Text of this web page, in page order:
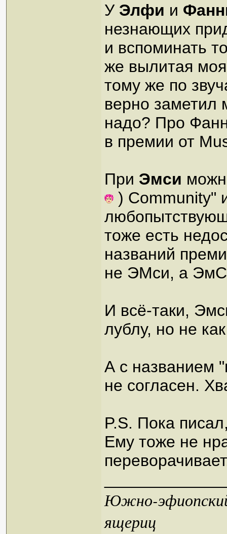
У Элфи и
незнающих
и вспоминать
же вылитая
тому же по
верно заметил
надо? Про
в премии от
При Эмси
) Community"
тоже есть
названий
не ЭМси, а
И всё-таки,
лублу, но не
А с названием "
не согласен.
P.S. Пока
Ему тоже не
Южно-эфиопский
ящериц